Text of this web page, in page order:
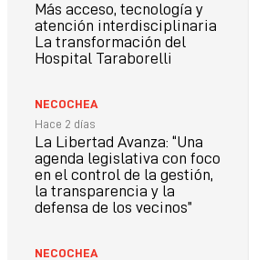
Más acceso, tecnología y
atención interdisciplinaria
La transformación del
Hospital Taraborelli
NECOCHEA
Hace 2 días
La Libertad Avanza: “Una
agenda legislativa con foco
en el control de la gestión,
la transparencia y la
defensa de los vecinos”
NECOCHEA